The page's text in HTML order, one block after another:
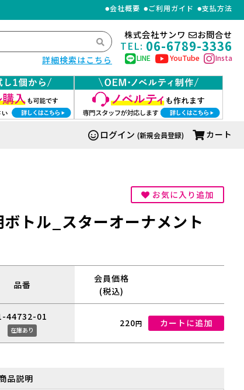
会社概要 ご利用ガイド 支払方法
詳細検索はこちら
株式会社サンワ お問合せ
TEL: 06-6789-3336
LINE YouTube Insta
ログイン (新規会員登録) カート
お気に入り追加
ボトル_スターオーナメント
品番
会員価格
(税込)
44732-01
在庫あり
220円 カートに追加
品説明